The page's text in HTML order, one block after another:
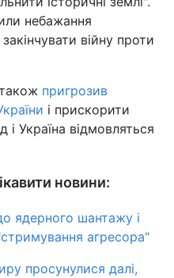
небажання
війну проти
пригрозив
і прискорити
Україна відмовляться
новини:
ядерного шантажу і
агресора"
просунулися далі,